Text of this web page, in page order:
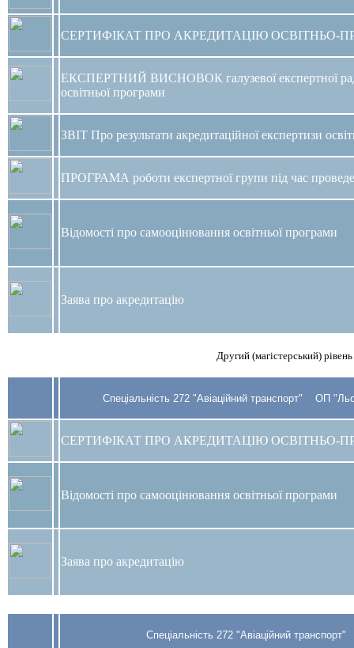
СЕРТИФІКАТ ПРО АКРЕДИТАЦІЮ ОСВІТНЬО-
ЕКСПЕРТНИЙ ВИСНОВОК галузевої експертної
освітньої програми
ЗВІТ Про результати акредитаційної експертизи
ПРОГРАМА роботи експертної групи під час
Відомості про самооцінювання освітньої програми
Заява про акредитацію
Другий (магістерський)
Спеціальність 272 "Авіаційний транспорт" ОП
СЕРТИФІКАТ ПРО АКРЕДИТАЦІЮ ОСВІТНЬО-
Відомості про самооцінювання освітньої програми
Заява про акредитацію
Спеціальність 272 "Авіаційний